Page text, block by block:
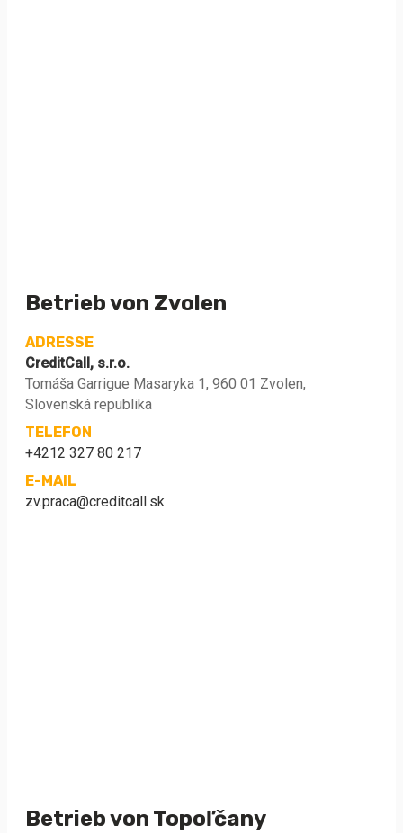
Betrieb von Zvolen
ADRESSE
CreditCall, s.r.o.
Tomáša Garrigue Masaryka 1, 960 01 Zvolen,
Slovenská republika
TELEFON
+4212 327 80 217
E-MAIL
zv.praca@creditcall.sk
Betrieb von Topoľčany